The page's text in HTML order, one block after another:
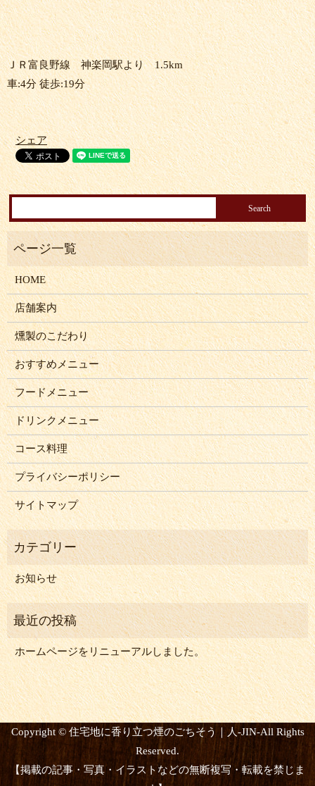
ＪＲ富良野線 神楽岡駅より 1.5km
車:4分 徒歩:19分
シェア
HOME
店舗案内
燻製のこだわり
おすすめメニュー
フードメニュー
ドリンクメニュー
コース料理
プライバシーポリシー
サイトマップ
お知らせ
ホームページをリニューアルしました。
Copyright © 住宅地に香り立つ煙のごちそう｜人-JIN-All Rights
Reserved.
【掲載の記事・写真・イラストなどの無断複写・転載を禁じま